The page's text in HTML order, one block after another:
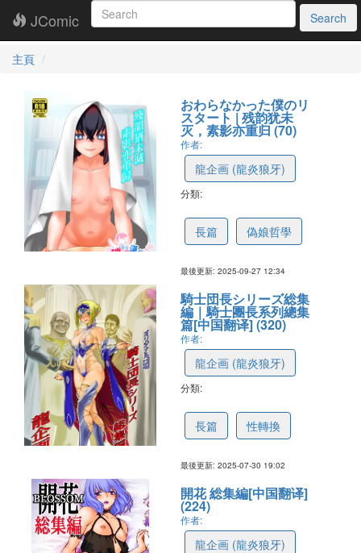
JComic Search
主頁
おわらなかった僕のリ
スタート | 残韵犹未
灭，素影亦重归 (70)
作者:
龍企画 (龍炎狼牙)
分類:
長篇 偽娘哲學
最後更新: 2025-09-27 12:34
騎士団長シリーズ総集
編｜騎士團長系列總集
篇[中国翻译] (320)
作者:
龍企画 (龍炎狼牙)
分類:
長篇 性轉換
最後更新: 2025-07-30 19:02
開花 総集編[中国翻译]
(224)
作者:
龍企画 (龍炎狼牙)